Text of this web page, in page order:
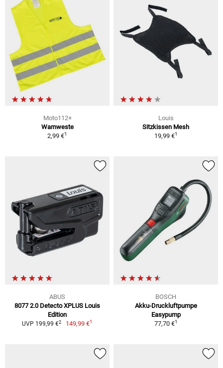
Moto112+
Warnweste
2,99 €1
Louis
Sitzkissen Mesh
19,99 €1
ABUS
8077 2.0 Detecto XPLUS Louis
Edition
UVP 199,99 €2 149,99 €1
BOSCH
Akku-Druckluftpumpe
Easypump
77,70 €1